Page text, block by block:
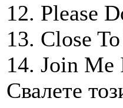
12. Please
13. Close
14. Join Me
Свалете